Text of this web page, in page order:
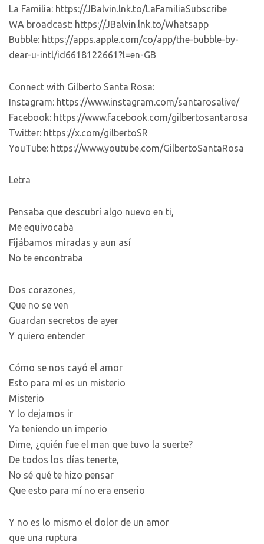
La Familia: https://JBalvin.lnk.to/LaFamiliaSubscribe
WA broadcast: https://JBalvin.lnk.to/Whatsapp
Bubble: https://apps.apple.com/co/app/the-bubble-by-
dear-u-intl/id6618122661?l=en-GB
Connect with Gilberto Santa Rosa:
Instagram: https://www.instagram.com/santarosalive/
Facebook: https://www.facebook.com/gilbertosantarosa
Twitter: https://x.com/gilbertoSR
YouTube: https://www.youtube.com/GilbertoSantaRosa
Letra
Pensaba que descubrí algo nuevo en ti,
Me equivocaba
Fijábamos miradas y aun así
No te encontraba
Dos corazones,
Que no se ven
Guardan secretos de ayer
Y quiero entender
Cómo se nos cayó el amor
Esto para mí es un misterio
Misterio
Y lo dejamos ir
Ya teniendo un imperio
Dime, ¿quién fue el man que tuvo la suerte?
De todos los días tenerte,
No sé qué te hizo pensar
Que esto para mí no era enserio
Y no es lo mismo el dolor de un amor
que una ruptura